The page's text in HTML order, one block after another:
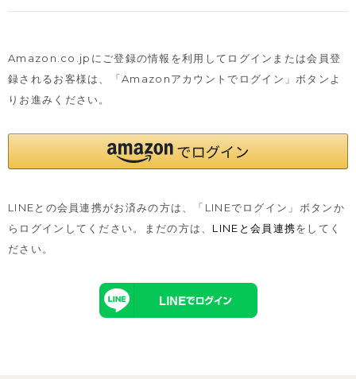
Amazon.co.jpにご登録の情報を利用してログインまたは会員登
録されるお客様は、
「Amazonアカウントでログイン」ボタンよ
りお進みください。
LINEとの会員連携がお済みの方は、「LINEでログイン」ボタンか
らログインしてください。まだの方は、 LINEと会員連携をしてく
ださい。